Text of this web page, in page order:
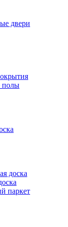
двери
полы
доска
паркет